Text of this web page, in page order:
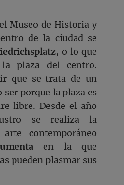
Museo de Historia y
de la ciudad se
, o lo que
plaza del centro.
que se trata de un
ser porque la plaza es
libre. Desde el año
se realiza la
contemporáneo
en la que
pueden plasmar sus